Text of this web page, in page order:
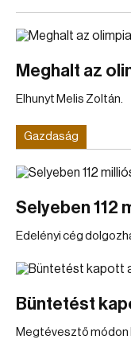
Meghalt az
Elhunyt Melis Zoltán.
Gazdaság
Selyeben 112
Edelényi cég
Büntetést
Megtévesztő módon